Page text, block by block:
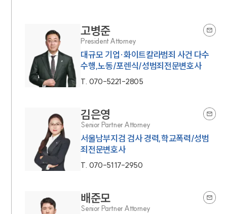
고병준
President Attorney
대규모 기업·화이트칼라범죄 사건 다수
수행,노동/포렌식/성범죄전문변호사
T. 070-5221-2805
김은영
Senior Partner Attorney
서울남부지검 검사 경력,학교폭력/성범
죄전문변호사
T. 070-5117-2950
배준모
Senior Partner Attorney